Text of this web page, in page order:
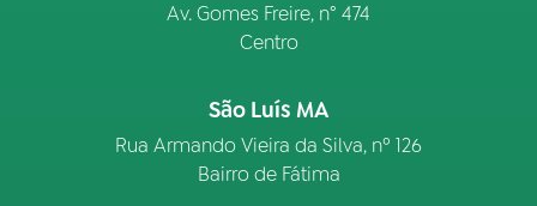
Av. Gomes Freire, n° 474
Centro
São Luís MA
Rua Armando Vieira da Silva, nº 126
Bairro de Fátima